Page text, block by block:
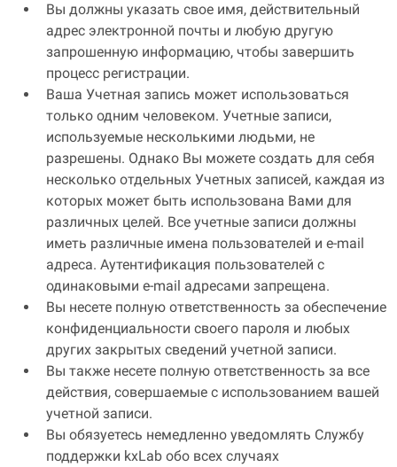
Вы должны указать свое имя, действительный
адрес электронной почты и любую другую
запрошенную информацию, чтобы завершить
процесс регистрации.
Ваша Учетная запись может использоваться
только одним человеком. Учетные записи,
используемые несколькими людьми, не
разрешены. Однако Вы можете создать для себя
несколько отдельных Учетных записей, каждая из
которых может быть использована Вами для
различных целей. Все учетные записи должны
иметь различные имена пользователей и e-mail
адреса. Аутентификация пользователей с
одинаковыми e-mail адресами запрещена.
Вы несете полную ответственность за обеспечение
конфиденциальности своего пароля и любых
других закрытых сведений учетной записи.
Вы также несете полную ответственность за все
действия, совершаемые с использованием вашей
учетной записи.
Вы обязуетесь немедленно уведомлять Службу
поддержки kxLab обо всех случаях